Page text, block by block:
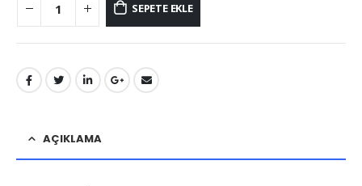
SEPETE EKLE
AÇIKLAMA